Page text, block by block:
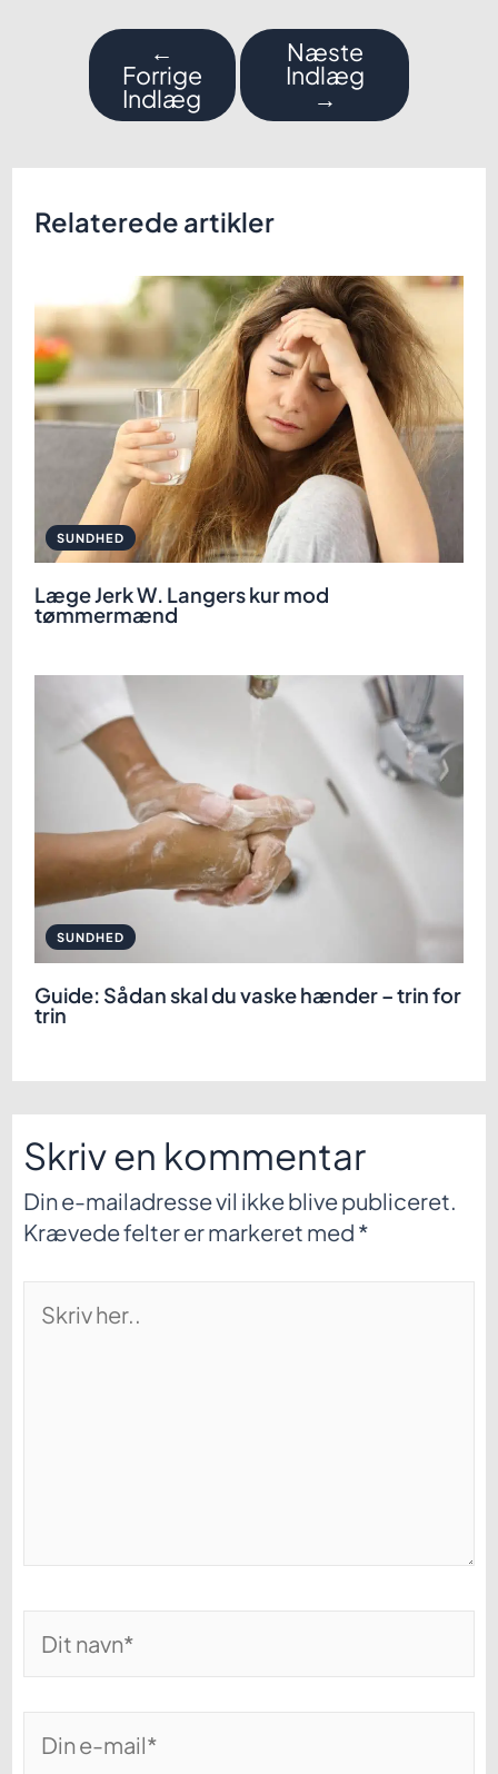
Indlægsnavigation
←
Forrige
Indlæg
Næste
Indlæg
→
Relaterede artikler
Læge Jerk W. Langers kur mod
tømmermænd
SUNDHED
Guide: Sådan skal du vaske hænder – trin for
trin
SUNDHED
Skriv en kommentar
Din e-mailadresse vil ikke blive publiceret.
Krævede felter er markeret med *
her..
navn*
e-